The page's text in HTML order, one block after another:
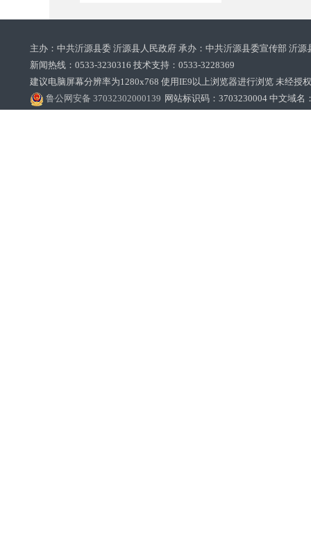
主办：中共沂源县委 沂源县人民政府 承办：中共沂源县委宣传部 沂
新闻热线：0533-3230316 技术支持：0533-3228369‌‌
建议电脑屏幕分辨率为1280x768 使用IE9以上浏览器进行浏览 未经授
鲁公网安备 37032302000139 网站标识码：3703230004 中文域名